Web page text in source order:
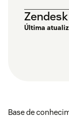
Zendesk
Última
Base de